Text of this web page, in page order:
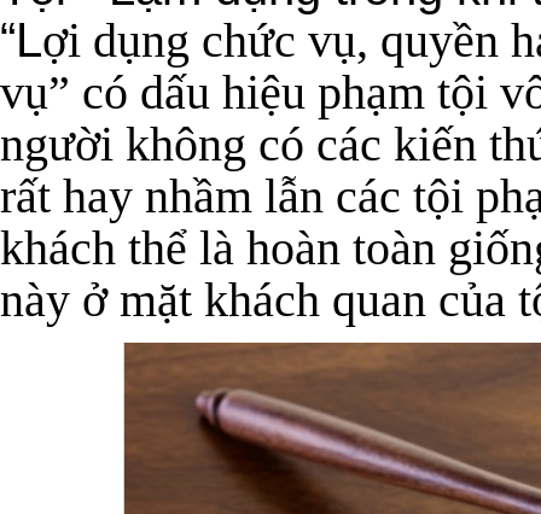
“Lợi dụng chức vụ, quyền
vụ” có dấu hiệu phạm tội
người không có các kiến
rất hay nhầm lẫn các tội
khách thể là hoàn toàn
này ở mặt khách quan của